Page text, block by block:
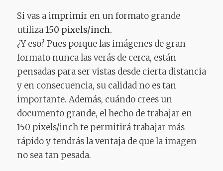
Si vas a imprimir en un formato grande
utiliza150 pixels/inch.
¿Y eso? Pues porque las imágenes de gran
formato nunca las verás de cerca, están
pensadas para ser vistas desde cierta distancia
y en consecuencia, su calidad no es tan
importante. Además, cuándo crees un
documento grande, el hecho de trabajar en
150 pixels/inch te permitirá trabajar más
rápido y tendrás la ventaja de que la imagen
no sea tan pesada.